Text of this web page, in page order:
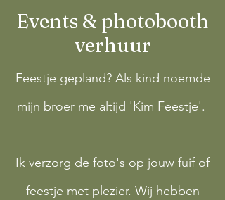
Events & photobooth
verhuur
Feestje gepland? Als kind noemde
mijn broer me altijd 'Kim Feestje'.
Ik verzorg de foto's op jouw fuif of
feestje met plezier. Wij hebben